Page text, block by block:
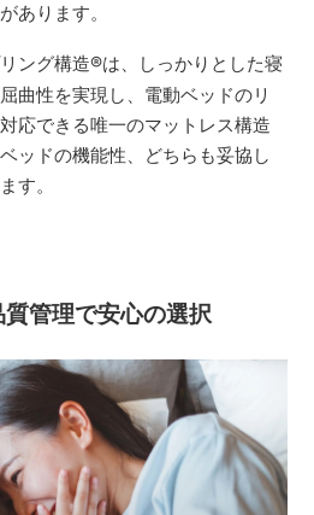
あります。
ング構造®は、しっかりとした寝
曲性を実現し、電動ベッドのリ
応できる唯一のマットレス構造
ッドの機能性、どちらも妥協し
す。
管理で安心の選択